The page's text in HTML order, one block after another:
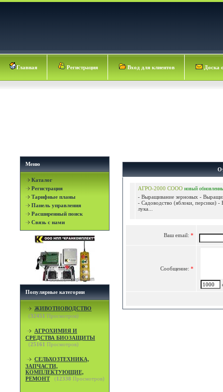
Главная Регистрация Вход для клиентов Доска
Меню
Каталог
Регистрация
Тарифные планы
Панель управления
Расширенный поиск
Связь с нами
Популярные категории
ЖИВОТНОВОДСТВО
(32451 Просмотров)
АГРОХИМИЯ И
СРЕДСТВА БИОЗАЩИТЫ
(25161 Просмотров)
СЕЛЬХОЗТЕХНИКА,
ЗАПЧАСТИ,
КОМПЛЕКТУЮЩИЕ,
РЕМОНТ
(12338 Просмотров)
АГРО-2000 СООО новый
- Выращивание зерновых -
- Садоводство (яблоки, персики) -
лука...
Ваш email: *
Сообщение: *